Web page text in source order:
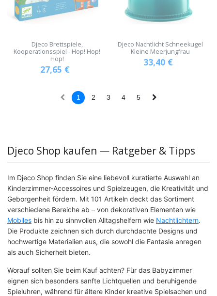
Djeco Brettspiele,
Kooperationsspiel - Hop! Hop!
Hop!
27,65 €
Djeco Nachtlicht Schneekugel
Kleine Meerjungfrau
33,40 €
1 2 3 4 5
Djeco Shop kaufen — Ratgeber & Tipps
Im Djeco Shop finden Sie eine liebevoll kuratierte Auswahl an
Kinderzimmer-Accessoires und Spielzeugen, die Kreativität und
Geborgenheit fördern. Mit 101 Artikeln deckt das Sortiment
verschiedene Bereiche ab – von dekorativen Elementen wie
Mobiles bis hin zu sinnvollen Alltagshelfern wie Nachtlichtern.
Die Produkte zeichnen sich durch durchdachte Designs und
hochwertige Materialien aus, die sowohl die Fantasie anregen
als auch Sicherheit bieten.
Worauf sollten Sie beim Kauf achten? Für das Babyzimmer
eignen sich besonders sanfte Lichtquellen und beruhigende
Spieluhren, während für ältere Kinder kreative Spielsachen und